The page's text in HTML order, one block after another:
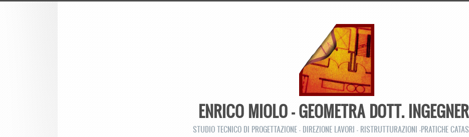
ENRICO MIOLO - GEOMETRA DOTT.
STUDIO TECNICO DI PROGETTAZIONE - DIREZIONE LAVORI - RISTRUTTURAZIONI -PRATICHE